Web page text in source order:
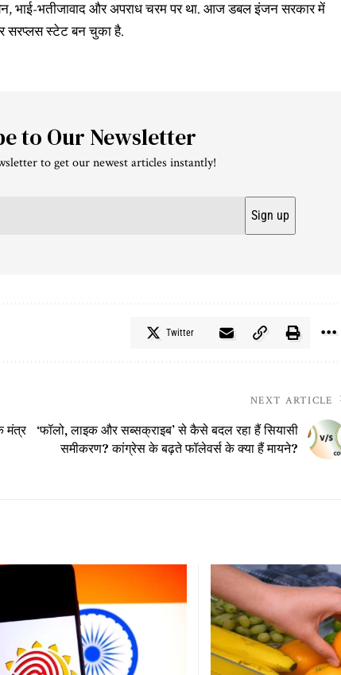
भाई-भतीजावाद और अपराध चरम पर था. आज डबल इंजन सरकार में
सरप्लस स्टेट बन चुका है.
to Our Newsletter
to get our newest articles instantly!
Twitter
मंत्र
NEXT ARTICLE
‘फॉलो, लाइक और सब्सक्राइब’ से कैसे बदल रहा हैं सियासी
समीकरण? कांग्रेस के बढ़ते फॉलेवर्स के क्या हैं मायने?